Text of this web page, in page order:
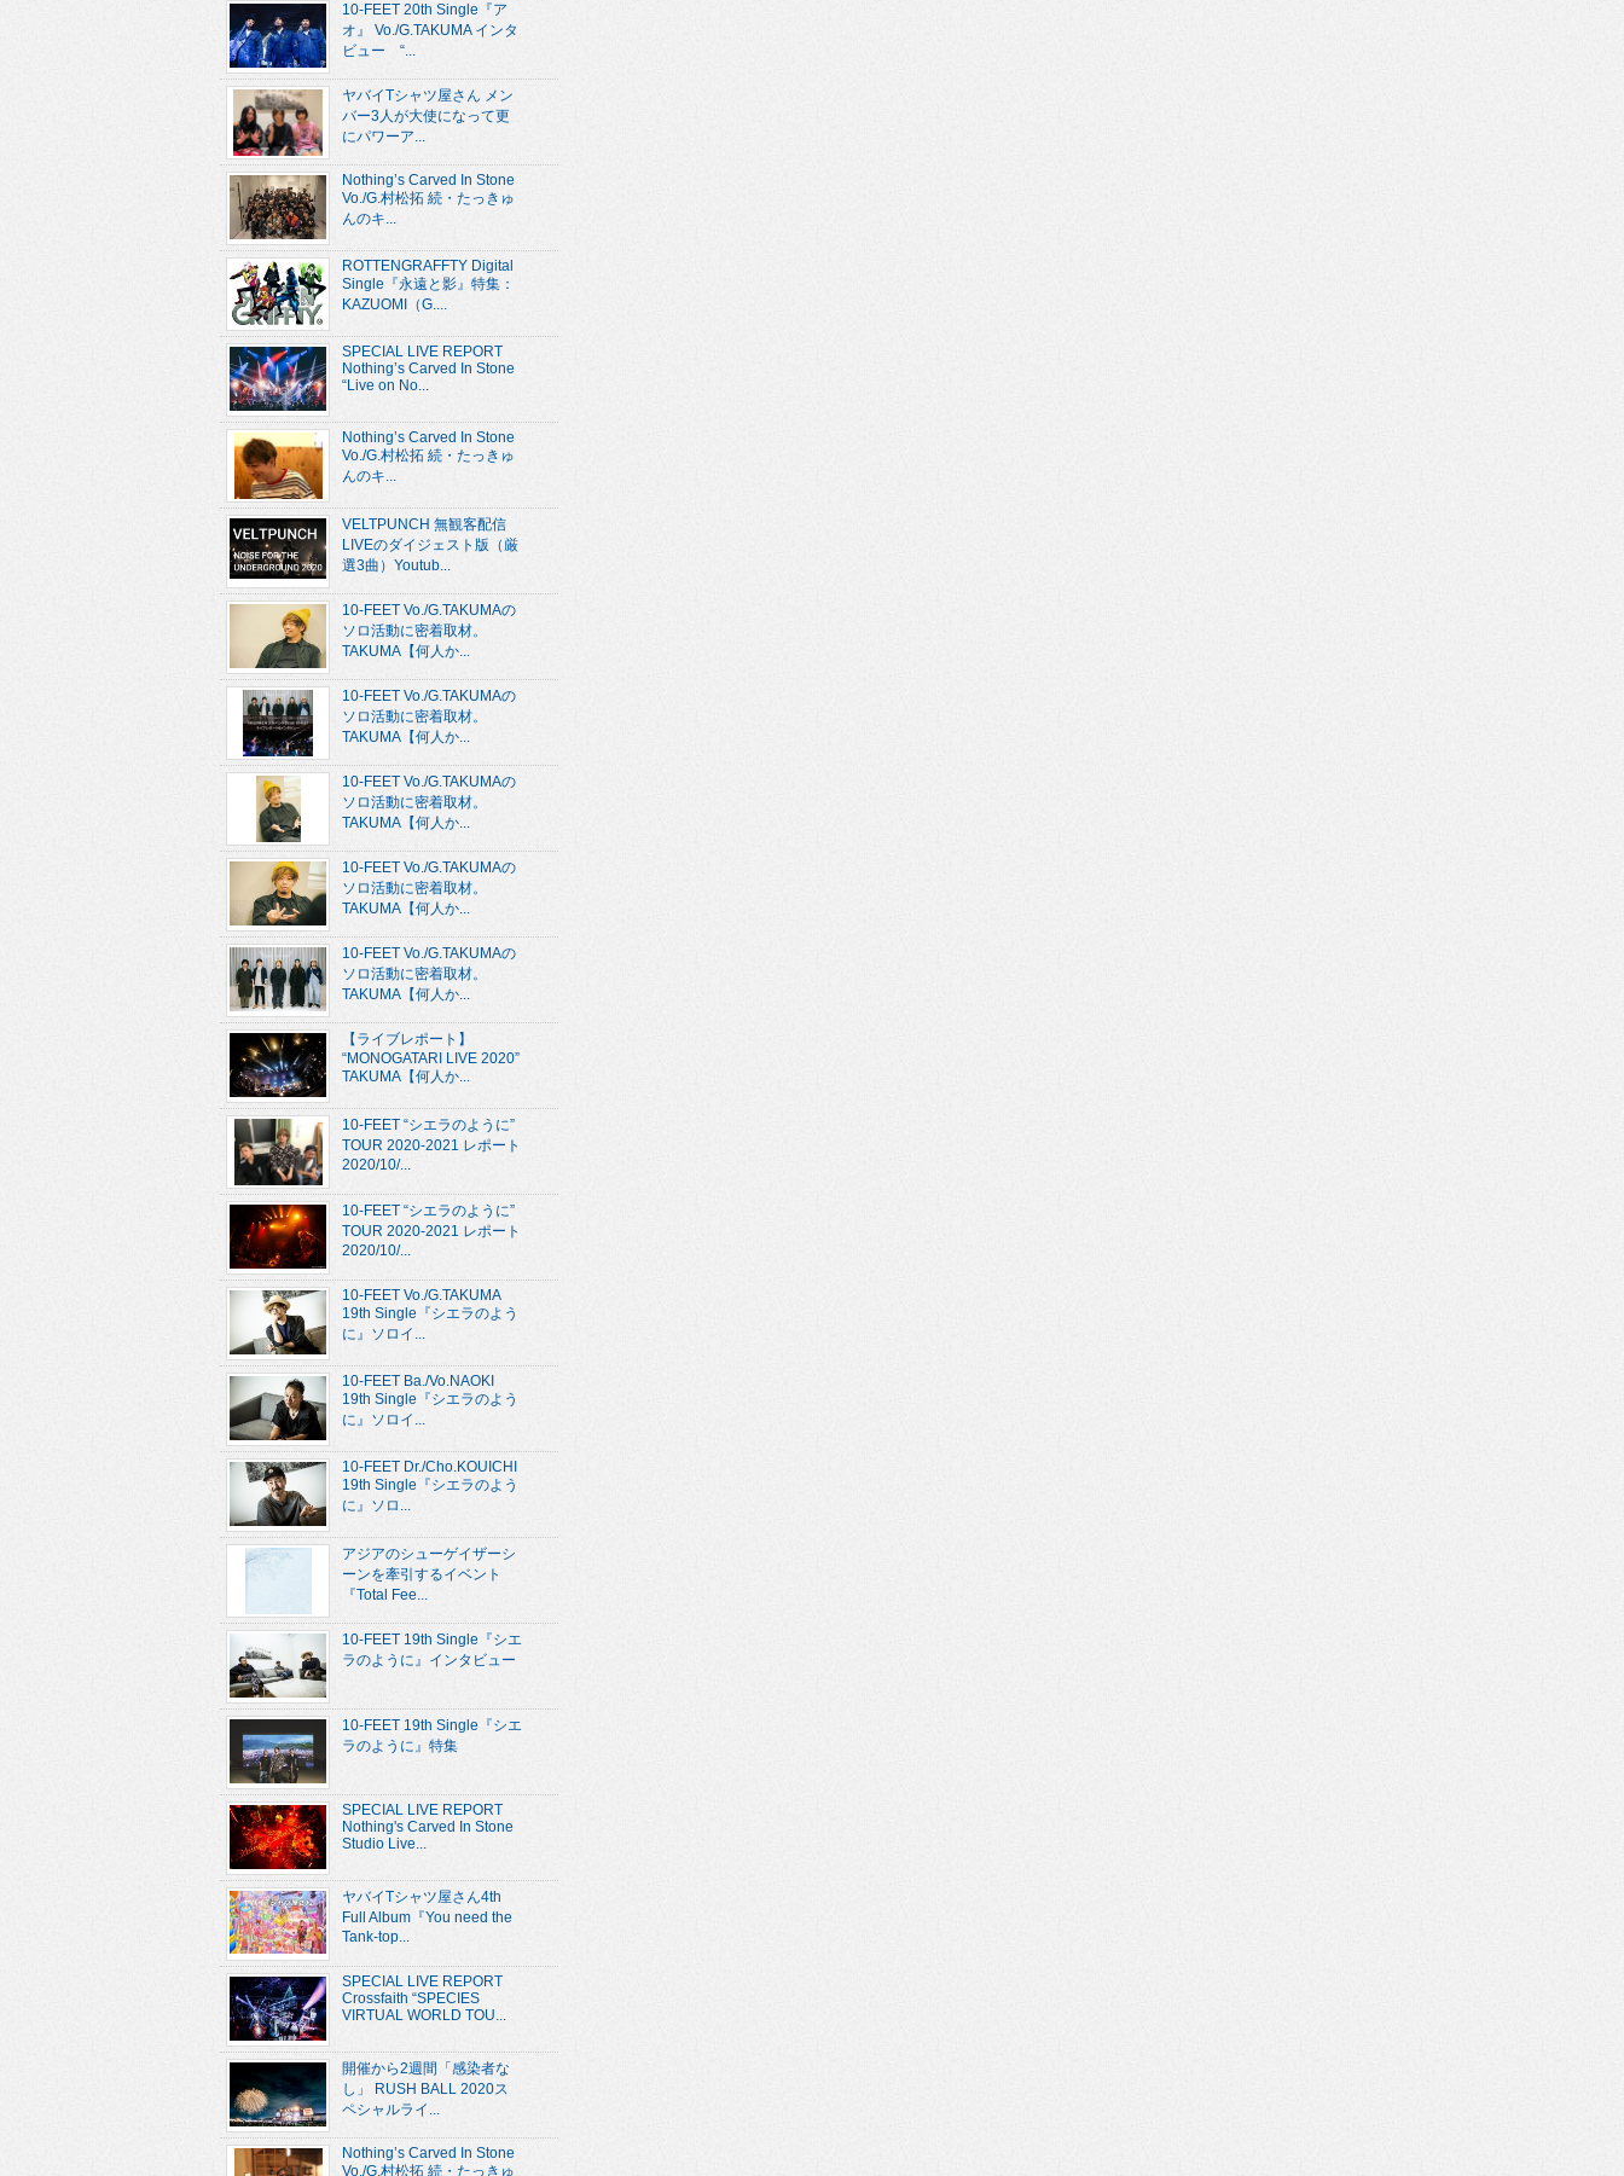
10-FEET 20th Single『ア
オ』 Vo./G.TAKUMA インタ
ビュー “...
ヤバイTシャツ屋さん メン
バー3人が大使になって更
にパワーア...
Nothing’s Carved In Stone
Vo./G.村松拓 続・たっきゅ
んのキ...
ROTTENGRAFFTY Digital
Single『永遠と影』特集：
KAZUOMI（G....
SPECIAL LIVE REPORT
Nothing’s Carved In Stone
“Live on No...
Nothing’s Carved In Stone
Vo./G.村松拓 続・たっきゅ
んのキ...
VELTPUNCH 無観客配信
LIVEのダイジェスト版（厳
選3曲）Youtub...
10-FEET Vo./G.TAKUMAの
ソロ活動に密着取材。
TAKUMA【何人か...
10-FEET Vo./G.TAKUMAの
ソロ活動に密着取材。
TAKUMA【何人か...
10-FEET Vo./G.TAKUMAの
ソロ活動に密着取材。
TAKUMA【何人か...
10-FEET Vo./G.TAKUMAの
ソロ活動に密着取材。
TAKUMA【何人か...
10-FEET Vo./G.TAKUMAの
ソロ活動に密着取材。
TAKUMA【何人か...
【ライブレポート】
“MONOGATARI LIVE 2020”
TAKUMA【何人か...
10-FEET “シエラのように”
TOUR 2020-2021 レポート
2020/10/...
10-FEET “シエラのように”
TOUR 2020-2021 レポート
2020/10/...
10-FEET Vo./G.TAKUMA
19th Single『シエラのよう
に』ソロイ...
10-FEET Ba./Vo.NAOKI
19th Single『シエラのよう
に』ソロイ...
10-FEET Dr./Cho.KOUICHI
19th Single『シエラのよう
に』ソロ...
アジアのシューゲイザーシ
ーンを牽引するイベント
『Total Fee...
10-FEET 19th Single『シエ
ラのように』インタビュー
10-FEET 19th Single『シエ
ラのように』特集
SPECIAL LIVE REPORT
Nothing's Carved In Stone
Studio Live...
ヤバイTシャツ屋さん4th
Full Album『You need the
Tank-top...
SPECIAL LIVE REPORT
Crossfaith “SPECIES
VIRTUAL WORLD TOU...
開催から2週間「感染者な
し」 RUSH BALL 2020ス
ペシャルライ...
Nothing’s Carved In Stone
Vo./G.村松拓 続・たっきゅ